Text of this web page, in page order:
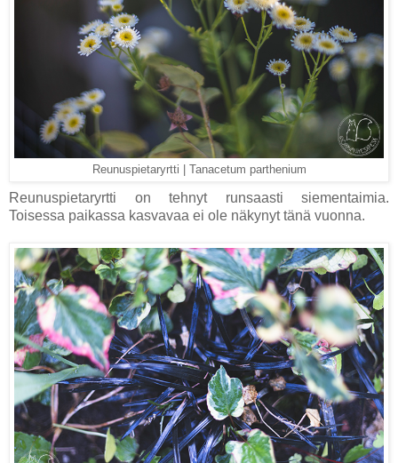
Reunuspietaryrtti | Tanacetum parthenium
Reunuspietaryrtti on tehnyt runsaasti siementaimia.
Toisessa paikassa kasvavaa ei ole näkynyt tänä vuonna.